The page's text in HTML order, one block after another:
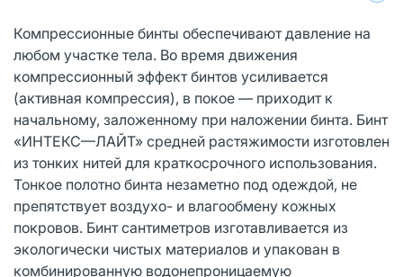
Компрессионные бинты обеспечивают давление на
любом участке тела. Во время движения
компрессионный эффект бинтов усиливается
(активная компрессия), в покое — приходит к
начальному, заложенному при наложении бинта. Бинт
«ИНТЕКС—ЛАЙТ» средней растяжимости изготовлен
из тонких нитей для краткосрочного использования.
Тонкое полотно бинта незаметно под одеждой, не
препятствует воздухо- и влагообмену кожных
покровов. Бинт сантиметров изготавливается из
экологически чистых материалов и упакован в
комбинированную водонепроницаемую